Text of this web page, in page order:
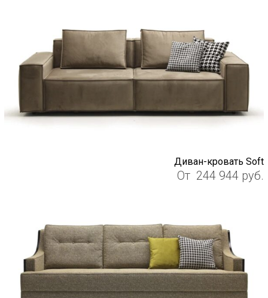
Диван-кровать Soft
От 244 944 руб.